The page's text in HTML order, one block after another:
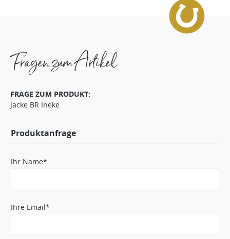
Fragen zum Artikel
FRAGE ZUM PRODUKT:
Jacke BR Ineke
Produktanfrage
Ihr Name*
Ihre Email*